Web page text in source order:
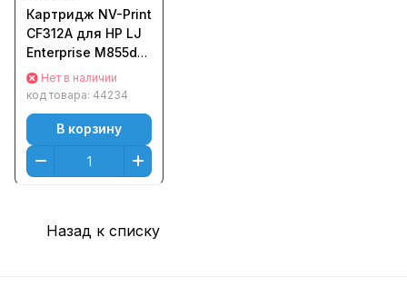
Картридж NV-Print
CF312A для HP LJ
Enterprise M855dn/
M855x/ M855x+/
M855xh (31500стр.)
Нет в наличии
код товара: 44234
В корзину
Назад к списку